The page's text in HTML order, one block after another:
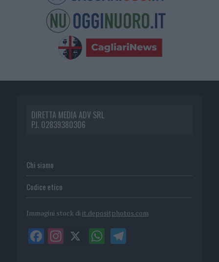
DIRETTA MEDIA ADV SRL
P.I. 02839380306
Chi siamo
Codice etico
Immagini stock di it.depositphotos.com